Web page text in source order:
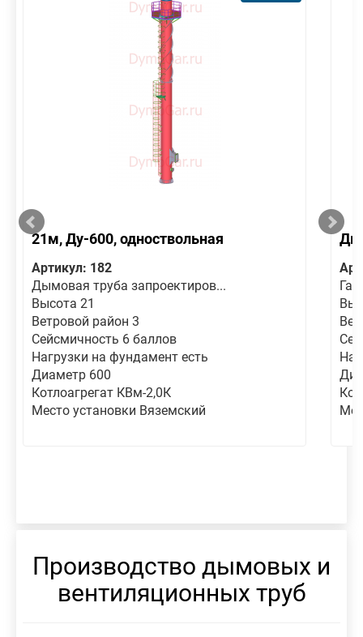
21м, Ду-600, одноствольная
Артикул: 182
Дымовая труба запроектиров...
Высота 21
Ветровой район 3
Сейсмичность 6 баллов
Нагрузки на фундамент есть
Диаметр 600
Котлоагрегат КВм-2,0К
Место установки Вяземский
Производство дымовых и
вентиляционных труб